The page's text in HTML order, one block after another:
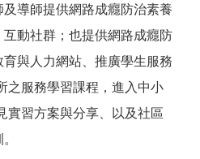
導師提供網路成癮防治素養
動社群；也提供網路成癮防
與人力網站、推廣學生服務
之服務學習課程，進入中小
實習方案與分享、以及社區